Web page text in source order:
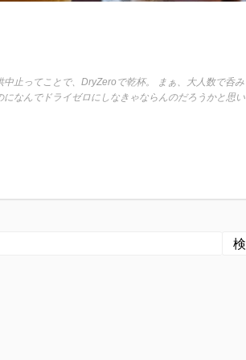
止ってことで、DryZeroで乾杯。 まぁ、大人数で呑み
なんでドライゼロにしなきゃならんのだろうかと思い